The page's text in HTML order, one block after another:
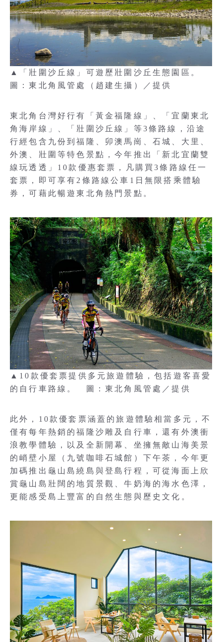
▲「壯圍沙丘線」可遊歷壯圍沙丘生態園區。
圖：東北角風管處（趙建生攝）／提供
東北角台灣好行有「黃金福隆線」、「宜蘭東北
角海岸線」、「壯圍沙丘線」等3條路線，沿途
行經包含九份到福隆、卯澳馬崗、石城、大里、
外澳、壯圍等特色景點，今年推出「新北宜蘭雙
線玩透透」10款優惠套票，凡購買3條路線任一
套票，即可享有2條路線公車1日無限搭乘體驗
券，可藉此暢遊東北角熱門景點。
▲10款優套票提供多元旅遊體驗，包括遊客喜愛
的自行車路線。 圖：東北角風管處／提供
此外，10款優套票涵蓋的旅遊體驗相當多元，不
僅有每年熱銷的福隆沙雕及自行車，還有外澳衝
浪教學體驗，以及全新開幕、坐擁無敵山海美景
的峭壁小屋（九號咖啡石城館）下午茶，今年更
加碼推出龜山島繞島與登島行程，可從海面上欣
賞龜山島壯闊的地質景觀、牛奶海的海水色澤，
更能感受島上豐富的自然生態與歷史文化。